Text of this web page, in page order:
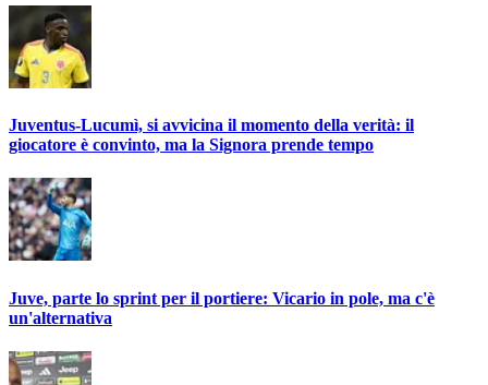
Juventus-Lucumì, si avvicina il momento della verità: il
giocatore è convinto, ma la Signora prende tempo
Juve, parte lo sprint per il portiere: Vicario in pole, ma c'è
un'alternativa